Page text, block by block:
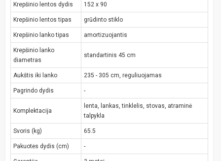
Krepšinio lentos dydis 152 x 90
Krepšinio lentos tipas grūdinto stiklo
Krepšinio lanko tipas amortizuojantis
Krepšinio lanko
diametras
standartinis 45 cm
Aukštis iki lanko 235 - 305 cm, reguliuojamas
Pagrindo dydis -
Komplektacija
lenta, lankas, tinklelis, stovas, atraminė
talpykla
Svoris (kg) 65.5
Pakuotės dydis (cm) -